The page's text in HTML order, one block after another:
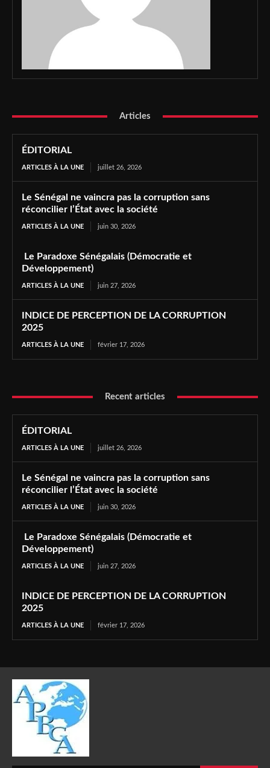
Articles
ÉDITORIAL
ARTICLES À LA UNE juillet 26, 2026
Le Sénégal ne vaincra pas la corruption sans
réconcilier l’État avec la société
ARTICLES À LA UNE juin 30, 2026
Le Paradoxe Sénégalais (Démocratie et
Développement)
ARTICLES À LA UNE juin 27, 2026
INDICE DE PERCEPTION DE LA CORRUPTION
2025
ARTICLES À LA UNE février 17, 2026
Recent articles
ÉDITORIAL
ARTICLES À LA UNE juillet 26, 2026
Le Sénégal ne vaincra pas la corruption sans
réconcilier l’État avec la société
ARTICLES À LA UNE juin 30, 2026
Le Paradoxe Sénégalais (Démocratie et
Développement)
ARTICLES À LA UNE juin 27, 2026
INDICE DE PERCEPTION DE LA CORRUPTION
2025
ARTICLES À LA UNE février 17, 2026